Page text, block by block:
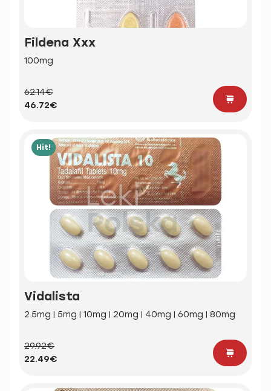
Fildena Xxx
100mg
62.14€
46.72€
Hit!
Vidalista
2.5mg | 5mg | 10mg | 20mg | 40mg | 60mg | 80mg
29.92€
22.49€